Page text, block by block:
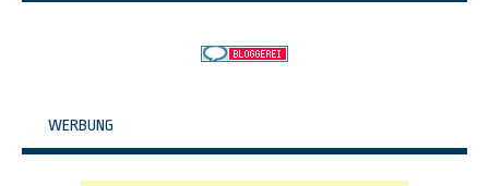
WERBUNG